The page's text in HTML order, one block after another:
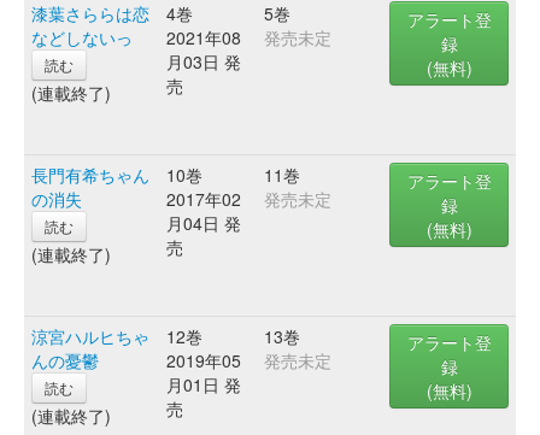
漆葉さららは恋
などしないっ
読む
(連載終了)
4巻
2021年08
月03日 発
売
5巻
発売未定
アラート登
録
(無料)
長門有希ちゃん
の消失
読む
(連載終了)
10巻
2017年02
月04日 発
売
11巻
発売未定
アラート登
録
(無料)
涼宮ハルヒちゃ
んの憂鬱
読む
(連載終了)
12巻
2019年05
月01日 発
売
13巻
発売未定
アラート登
録
(無料)